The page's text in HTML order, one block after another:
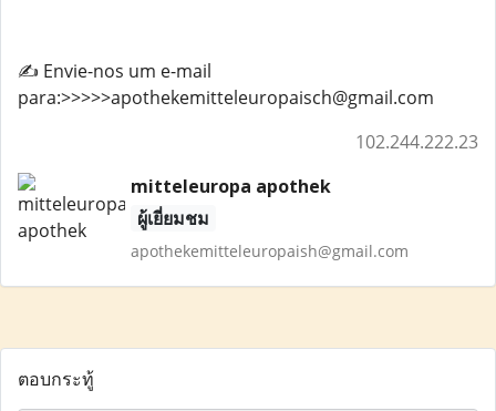
✍️ Envie-nos um e-mail
para:>>>>>apothekemitteleuropaisch@gmail.com
102.244.222.23
mitteleuropa apothek
ผู้เยี่ยมชม
apothekemitteleuropaish@gmail.com
ตอบกระทู้